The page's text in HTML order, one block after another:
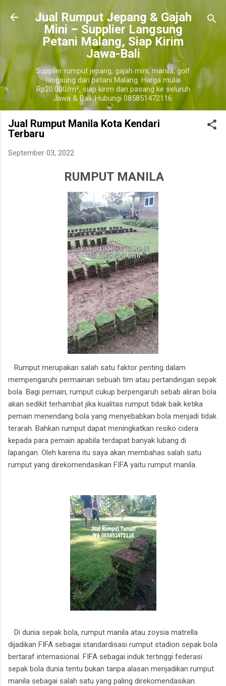
Langsung ke konten utama
​Jual Rumput Jepang & Gajah
Mini – Supplier Langsung
Petani Malang, Siap Kirim
Jawa-Bali
Supplier rumput jepang, gajah mini, manila, golf
langsung dari petani Malang. Harga mulai
Rp20.000/m², siap kirim dan pasang ke seluruh
Jawa & Bali. Hubungi 085851472116.
Jual Rumput Manila Kota Kendari
Terbaru
September 03, 2022
RUMPUT MANILA
Rumput merupakan salah satu faktor penting dalam
mempengaruhi permainan sebuah tim atau pertandingan sepak
bola. Bagi pemain, rumput cukup berpengaruh sebab aliran bola
akan sedikit terhambat jika kualitas rumput tidak baik ketika
pemain menendang bola yang menyebabkan bola menjadi tidak
terarah. Bahkan rumput dapat meningkatkan resiko cidera
kepada para pemain apabila terdapat banyak lubang di
lapangan. Oleh karena itu saya akan membahas salah satu
rumput yang direkomendasikan FIFA yaitu rumput manila.
Di dunia sepak bola, rumput manila atau zoysia matrella
dijadikan FIFA sebagai standardisasi rumput stadion sepak bola
bertaraf internasional. FIFA sebagai induk tertinggi federasi
sepak bola dunia tentu bukan tanpa alasan menjadikan rumput
manila sebagai salah satu yang paling direkomendasikan.